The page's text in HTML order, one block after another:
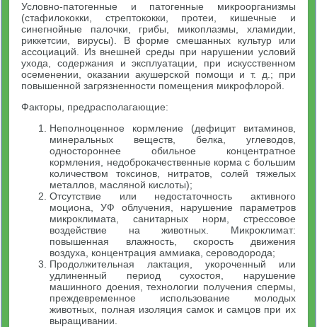
Условно-патогенные и патогенные микроорганизмы
(стафилококки, стрептококки, протеи, кишечные и
синегнойные палочки, грибы, микоплазмы, хламидии,
риккетсии, вирусы). В форме смешанных культур или
ассоциаций. Из внешней среды при нарушении условий
ухода, содержания и эксплуатации, при искусственном
осеменении, оказании акушерской помощи и т. д.; при
повышенной загрязненности помещения микрофлорой.
Факторы, предрасполагающие:
Неполноценное кормление (дефицит витаминов,
минеральных веществ, белка, углеводов,
одностороннее обильное концентратное
кормления, недоброкачественные корма с большим
количеством токсинов, нитратов, солей тяжелых
металлов, масляной кислоты);
Отсутствие или недостаточность активного
моциона, УФ облучения, нарушение параметров
микроклимата, санитарных норм, стрессовое
воздействие на животных. Микроклимат:
повышенная влажность, скорость движения
воздуха, концентрация аммиака, сероводорода;
Продолжительная лактация, укороченный или
удлиненный период сухостоя, нарушение
машинного доения, технологии получения спермы,
преждевременное использование молодых
животных, полная изоляция самок и самцов при их
выращивании.